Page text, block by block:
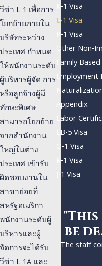
วีซ่า L-1 เพื่อการ
โยกย้ายภายใน
บริษัทระหว่าง
ประเทศ กำหนด
ให้พนักงานระดับ
ผู้บริหารผู้จัด การ
หรือลูกจ้างผู้มี
ทักษะพิเศษ
สามารถโยกย้าย
จากสำนักงาน
ใหญ่ในต่าง
ประเทศ เข้ารับ
ผิดชอบงานใน
สาขาย่อยที่
สหรัฐอเมริกา
พนักงานระดับผู้
บริหารและผู้
จัดการจะได้รับ
วีซ่า L-1A และ
K-1 Visa
L-1 Visa
P-1 Visa
Other Non-
Family
Naturalization
Appendix
Labor
EB-5 Visa
O-1 Visa
R-1 Visa
J-1 Visa
be
The staff